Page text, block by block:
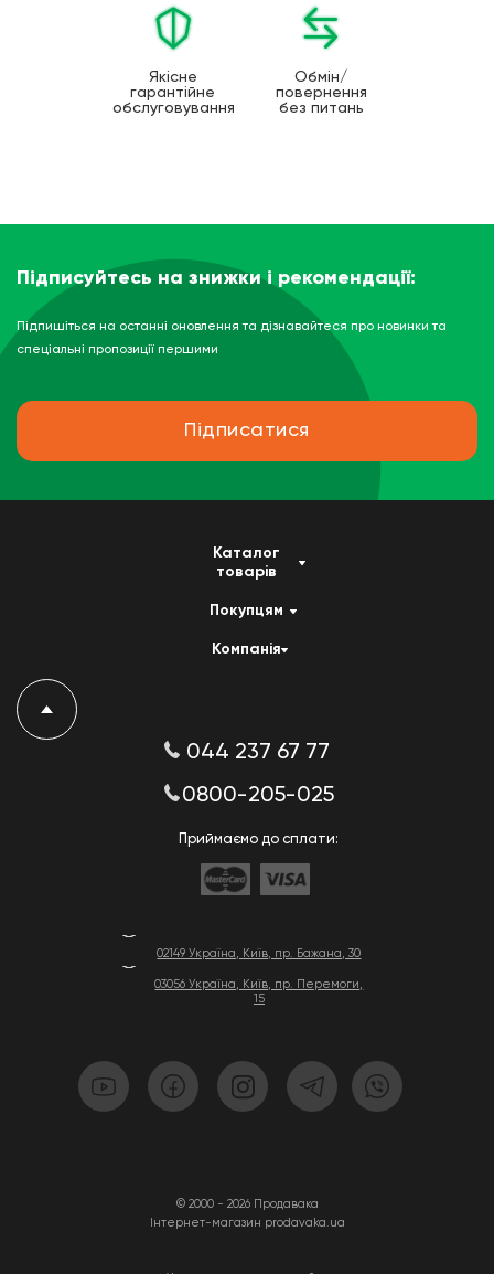
Якісне
гарантійне
обслуговування
Обмін/
повернення
без питань
Підписуйтесь на знижки і рекомендації:
Підпишіться на останні оновлення та дізнавайтеся про новинки та
спеціальні пропозиції першими
Підписатися
02149 Україна, Київ, пр. Бажана, 30
03056 Україна, Київ, пр. Перемоги,
15
© 2000 - 2026 Продавака
Інтернет-магазин prodavaka.ua
Каталог
товарів
Покупцям
Компанія
044 237 67 77
0800-205-025
Приймаємо до сплати: